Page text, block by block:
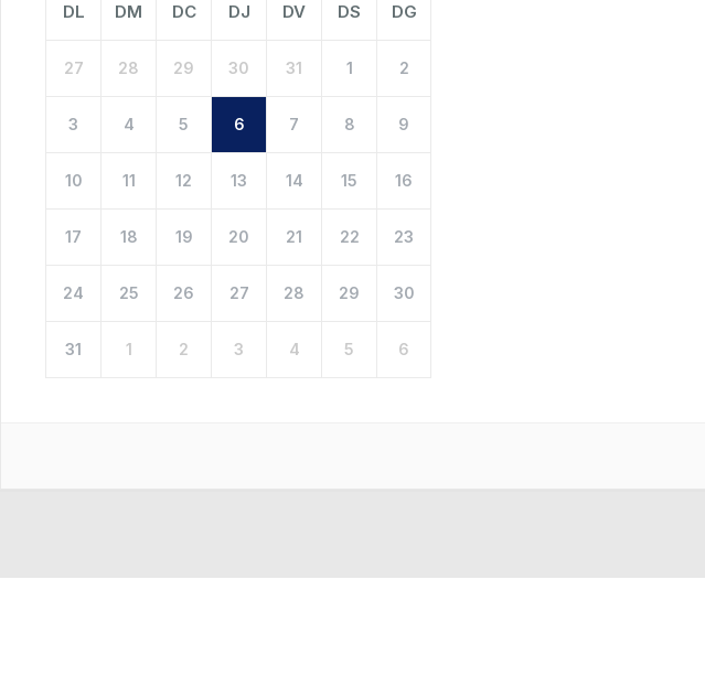
DL DM DC DJ DV DS DG
27 28 29 30 31 1 2
3 4 5 6 7 8 9
10 11 12 13 14 15 16
17 18 19 20 21 22 23
24 25 26 27 28 29 30
31 1 2 3 4 5 6